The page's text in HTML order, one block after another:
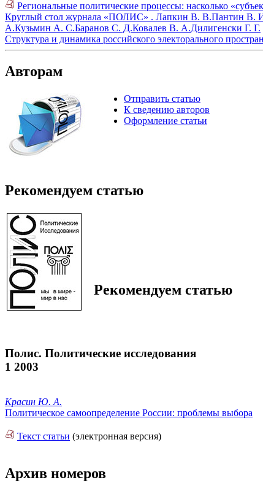
Региональные политические процессы: насколько
Круглый стол журнала «ПОЛИС» . Лапкин В. В.Пантин В.
А.Кузьмин А. С.Баранов С. Д.Ковалев В. А.Дилигенски Г. Г.
Структура и динамика российского электорального
Авторам
Отправить статью
К сведению авторов
Оформление статьи
Рекомендуем статью
Рекомендуем статью
Полис. Политические исследования
1 2003
Красин Ю. А.
Политическое самоопределение России: проблемы выбора
Текст статьи (электронная версия)
Архив номеров